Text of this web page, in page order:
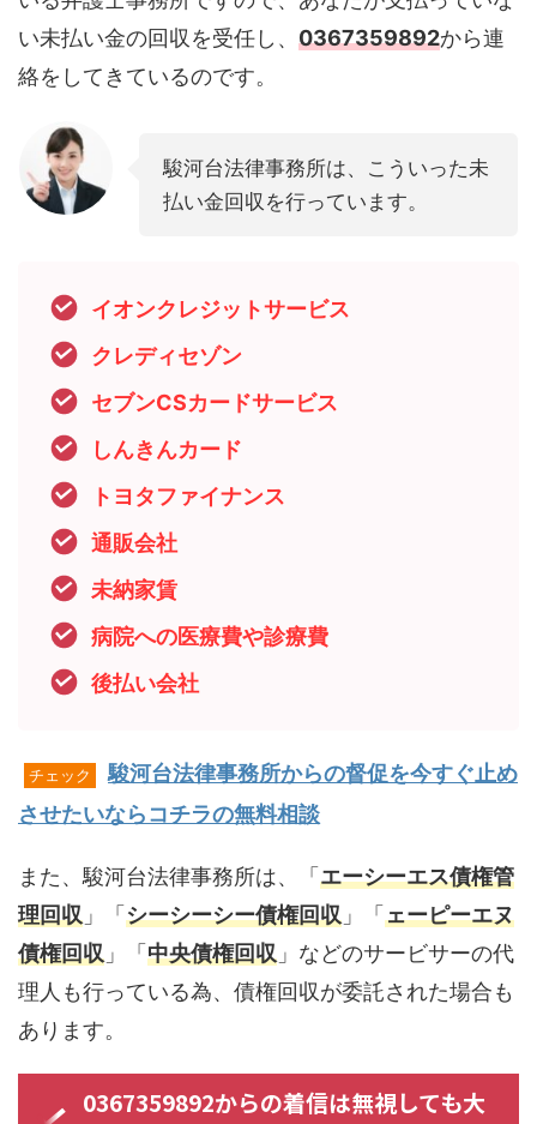
い未払い金の回収を受任し、 0367359892から連
絡をしてきているのです。
駿河台法律事務所は、こういった未
払い金回収を行っています。
イオンクレジットサービス
クレディセゾン
セブンCSカードサービス
しんきんカード
トヨタファイナンス
通販会社
未納家賃
病院への医療費や診療費
後払い会社
チェック
駿河台法律事務所からの督促を今すぐ止め
させたいならコチラの無料相談
また、駿河台法律事務所は、「 エーシーエス債権管
理回収 」「 シーシーシー債権回収 」「 ェーピーエヌ
債権回収 」「 中央債権回収 」などのサービサーの代
理人も行っている為、債権回収が委託された場合も
あります。
0367359892からの着信は無視しても大